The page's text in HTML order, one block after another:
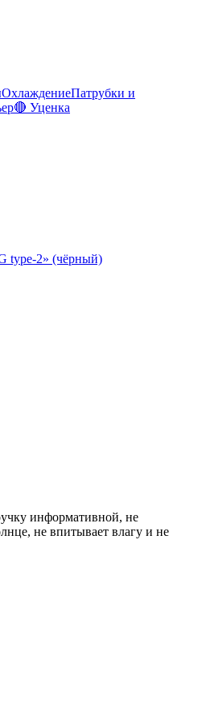
ОхлаждениеПатрубки и
🔴 Уценка
информативной, не
не впитывает влагу и не